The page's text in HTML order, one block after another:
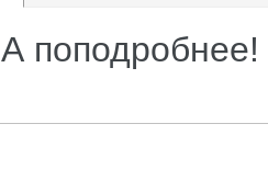
А поподробнее!